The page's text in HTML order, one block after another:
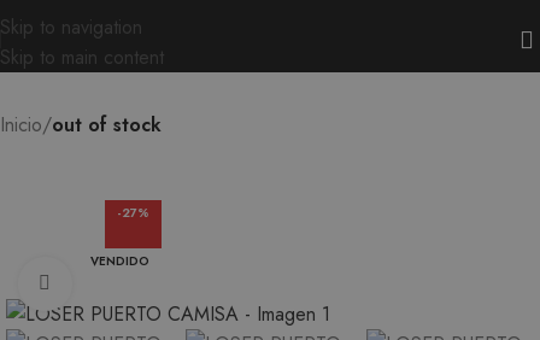
Skip to navigation
Skip to main content
Inicio out of stock
-27%
VENDIDO